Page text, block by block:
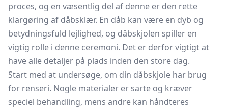
proces, og en væsentlig del af denne er den rette
klargøring af dåbsklær. En dåb kan være en dyb og
betydningsfuld lejlighed, og dåbskjolen spiller en
vigtig rolle i denne ceremoni. Det er derfor vigtigt at
have alle detaljer på plads inden den store dag.
Start med at undersøge, om din dåbskjole har brug
for renseri. Nogle materialer er sarte og kræver
speciel behandling, mens andre kan håndteres